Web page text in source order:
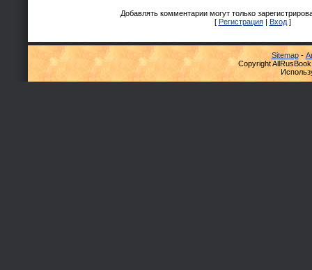
Добавлять комментарии могут только
[ Регистрация| Вход]
Sitemap-
Copyright